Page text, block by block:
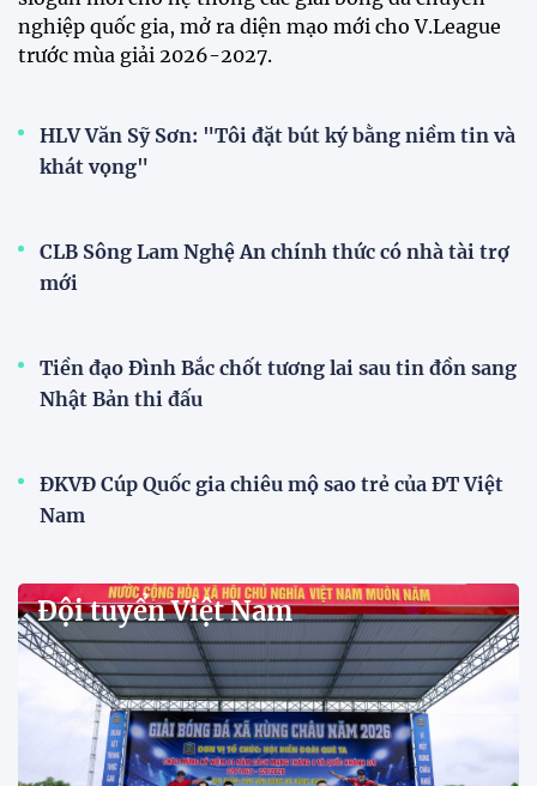
nghiệp quốc gia, mở ra diện mạo mới cho V.League
trước mùa giải 2026-2027.
HLV Văn Sỹ Sơn: "Tôi đặt bút ký bằng niềm tin và
khát vọng"
CLB Sông Lam Nghệ An chính thức có nhà tài trợ
mới
Tiền đạo Đình Bắc chốt tương lai sau tin đồn sang
Nhật Bản thi đấu
ĐKVĐ Cúp Quốc gia chiêu mộ sao trẻ của ĐT Việt
Nam
Đội tuyển Việt Nam